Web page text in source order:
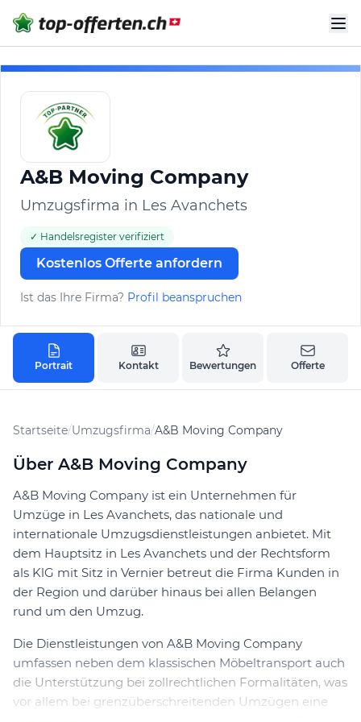
A&B Moving Company
Umzugsfirma in Les Avanchets
✓ Handelsregister verifiziert
Kostenlos Offerte anfordern
Ist das Ihre Firma? Profil beanspruchen
Portrait Kontakt Bewertungen Offerte
Startseite/Umzugsfirma/A&B Moving Company
Über A&B Moving Company
A&B Moving Company ist ein Unternehmen für
Umzüge in Les Avanchets, das nationale und
internationale Umzugsdienstleistungen anbietet. Mit
dem Hauptsitz in Les Avanchets und der Rechtsform
als KlG mit Sitz in Vernier betreut die Firma Kunden in
der Region und darüber hinaus bei allen Belangen
rund um den Umzug.
Die Dienstleistungen von A&B Moving Company
umfassen neben dem klassischen Möbeltransport auch
die Unterstützung bei zollrechtlichen Formalitäten, was
vor allem bei grenzüberschreitenden Umzügen eine